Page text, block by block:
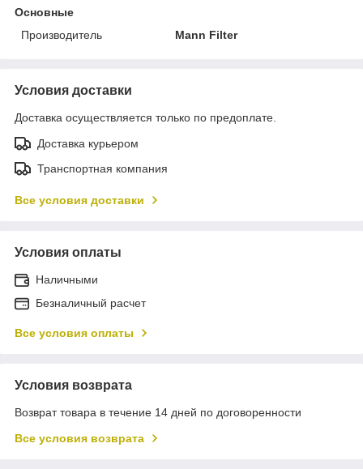
Основные
Производитель
Mann Filter
Условия доставки
Доставка осуществляется только по предоплате.
Доставка курьером
Транспортная компания
Все условия доставки
Условия оплаты
Наличными
Безналичный расчет
Все условия оплаты
Условия возврата
Возврат товара в течение 14 дней по договоренности
Все условия возврата